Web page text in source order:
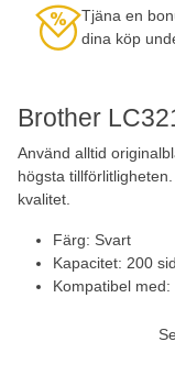
Brother
Använd alltid
högsta
kvalitet.
Färg: Svart
Kapacitet: 200
Kompatibel
Tjäna en
dina köp